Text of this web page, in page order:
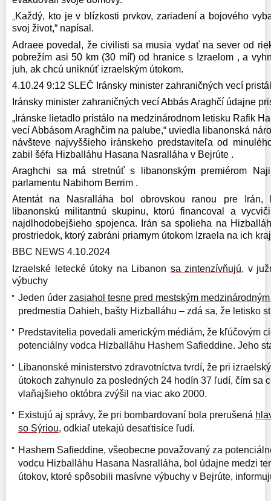
„Každý, kto je v blízkosti prvkov, zariadení a bojového
svoj život,“ napísal.
Adraee povedal, že civilisti sa musia vydať na sever od
pobrežím asi 50 km (30 míľ) od hranice s Izraelom , a
juh, ak chcú uniknúť izraelským útokom.
4.10.24 9:12 SLEČ Iránsky minister zahraničných vecí
Iránsky minister zahraničných vecí Abbás Araghčí údajne
„Iránske lietadlo pristálo na medzinárodnom letisku Rafik
vecí Abbásom Araghčim na palube,“ uviedla libanonská
návšteve najvyššieho iránskeho predstaviteľa od
zabil šéfa Hizballáhu Hasana Nasralláha v Bejrúte .
Araghchi sa má stretnúť s libanonským premiérom
parlamentu Nabihom Berrim .
Atentát na Nasralláha bol obrovskou ranou pre Irán,
libanonskú militantnú skupinu, ktorú financoval a
najdlhodobejšieho spojenca. Irán sa spolieha na
prostriedok, ktorý zabráni priamym útokom Izraela na ich
BBC NEWS 4.10.2024
Izraelské letecké útoky na Libanon sa zintenzívňujú, v
výbuchy
Jeden úder zasiahol tesne pred mestským
predmestia Dahieh, bašty Hizballáhu – zdá sa, že letisko
Predstavitelia povedali americkým médiám, že kľúčovým
potenciálny vodca Hizballáhu Hashem Safieddine. Jeho
Libanonské ministerstvo zdravotníctva tvrdí, že pri
útokoch zahynulo za posledných 24 hodín 37 ľudí, čím sa
vlaňajšieho októbra zvýšil na viac ako 2000.
Existujú aj správy, že pri bombardovaní bola prerušená
so Sýriou, odkiaľ utekajú desaťtisíce ľudí.
Hashem Safieddine, všeobecne považovaný za
vodcu Hizballáhu Hasana Nasralláha, bol údajne medzi
útokov, ktoré spôsobili masívne výbuchy v Bejrúte,